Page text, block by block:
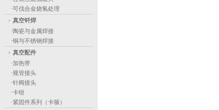
·可伐合金烧氢处理
真空钎焊
· 陶瓷与金属焊接
·铜与不锈钢焊接
真空配件
·加热带
·规管接头
·针阀接头
·卡钳
·紧固件系列（卡箍）